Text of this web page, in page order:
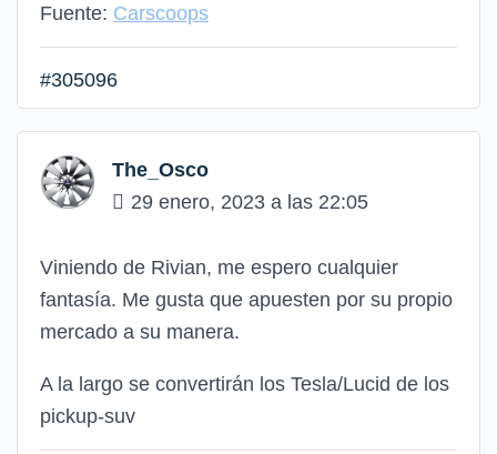
Fuente: Carscoops
#305096
The_Osco
29 enero, 2023 a las 22:05
Viniendo de Rivian, me espero cualquier
fantasía. Me gusta que apuesten por su propio
mercado a su manera.
A la largo se convertirán los Tesla/Lucid de los
pickup-suv